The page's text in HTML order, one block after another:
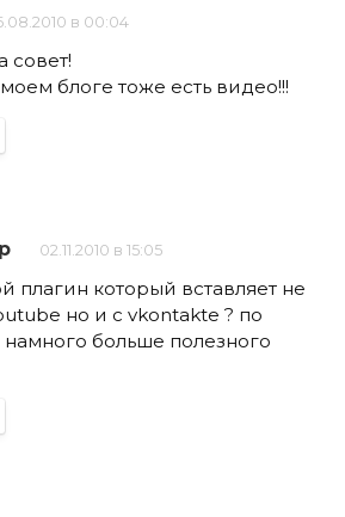
в 00:04
совет!
блоге тоже есть видео!!!
02.11.2010 в 15:05
плагин который вставляет не
но и с vkontakte ? по
больше полезного